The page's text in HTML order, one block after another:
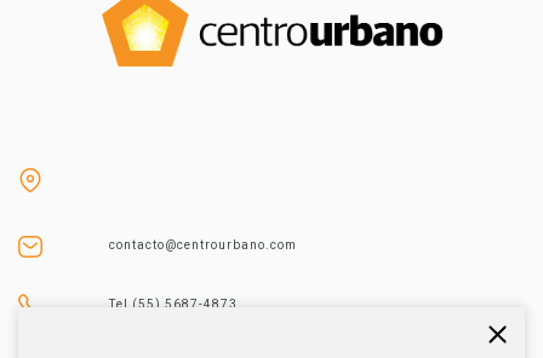
contacto@centrourbano.com
Tel (55) 5687-4873